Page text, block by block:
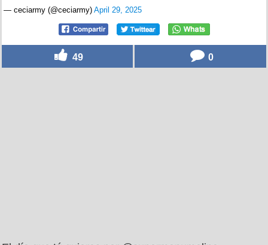
— ceciarmy (@ceciarmy) April 29, 2025
49 0